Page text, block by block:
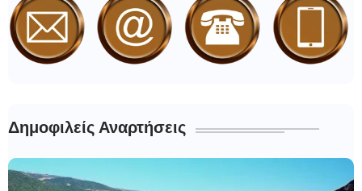
Δημοφιλείς Αναρτήσεις